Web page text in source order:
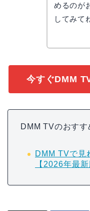
めるのが
してみて
今すぐDMM
DMM TVのおす
DMM TVで見
【2026年最新